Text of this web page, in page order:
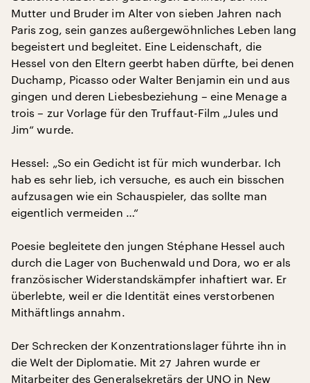
Mutter und Bruder im Alter von sieben Jahren nach
Paris zog, sein ganzes außergewöhnliches Leben lang
begeistert und begleitet. Eine Leidenschaft, die
Hessel von den Eltern geerbt haben dürfte, bei denen
Duchamp, Picasso oder Walter Benjamin ein und aus
gingen und deren Liebesbeziehung – eine Menage a
trois – zur Vorlage für den Truffaut-Film „Jules und
Jim“ wurde.
Hessel: „So ein Gedicht ist für mich wunderbar. Ich
hab es sehr lieb, ich versuche, es auch ein bisschen
aufzusagen wie ein Schauspieler, das sollte man
eigentlich vermeiden …“
Poesie begleitete den jungen Stéphane Hessel auch
durch die Lager von Buchenwald und Dora, wo er als
französischer Widerstandskämpfer inhaftiert war. Er
überlebte, weil er die Identität eines verstorbenen
Mithäftlings annahm.
Der Schrecken der Konzentrationslager führte ihn in
die Welt der Diplomatie. Mit 27 Jahren wurde er
Mitarbeiter des Generalsekretärs der UNO in New